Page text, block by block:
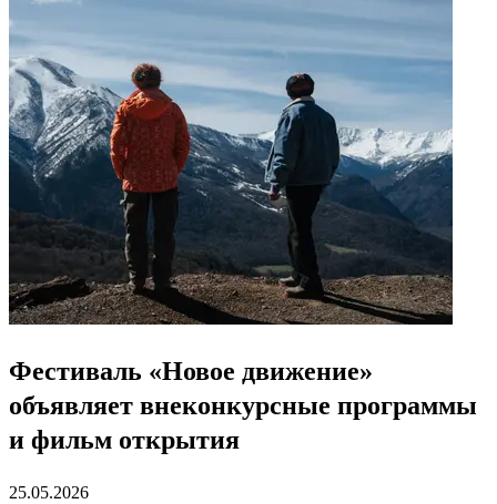
Фестиваль «Новое движение»
объявляет внеконкурсные программы
и фильм открытия
25.05.2026